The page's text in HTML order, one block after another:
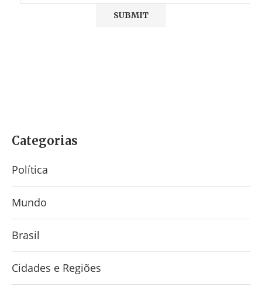
Categorias
Política
Mundo
Brasil
Cidades e Regiões